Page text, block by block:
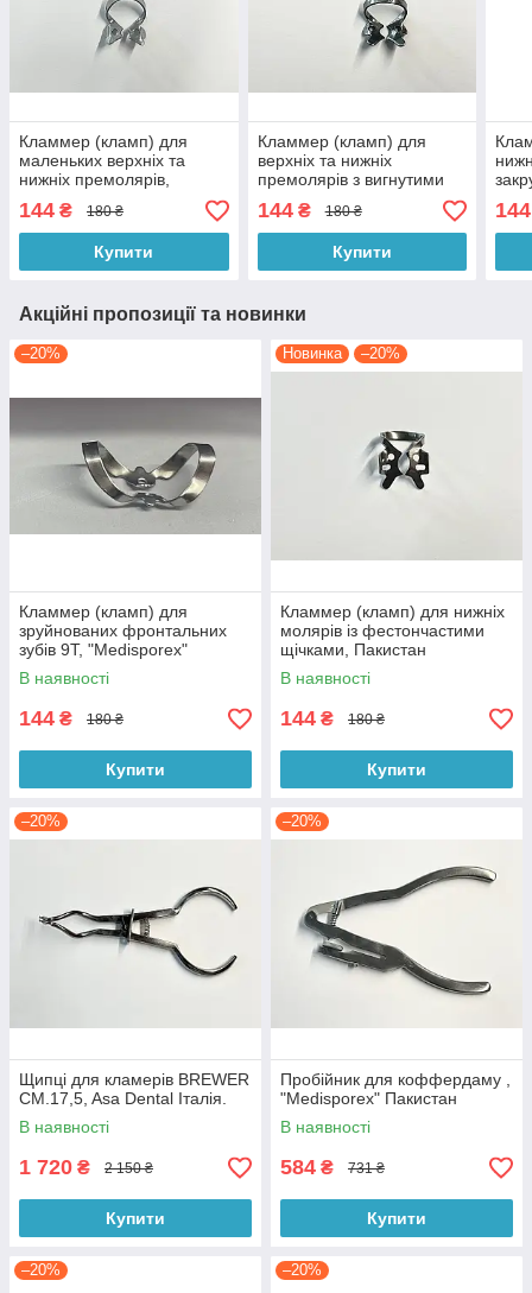
Кламмер (кламп) для
маленьких верхніх та
нижніх премолярів,
"Medisporex" Пакистан
144 ₴ 180 ₴
Купити
Кламмер (кламп) для
верхніх та нижніх
премолярів з вигнутими
щічками., "Medisporex"
Пакистан
144₴ 180 ₴
Купити
144
Акційні пропозиції та новинки
–20%
Кламмер (кламп) для
зруйнованих фронтальних
зубів 9Т, "Medisporex"
Пакистан
В наявності
144 ₴ 180 ₴
Купити
Новинка –20%
Кламмер (кламп) для нижніх
молярів із фестончастими
щічками, Пакистан
В наявності
144 ₴ 180 ₴
Купити
–20%
Щипці для кламерів BREWER
CM.17,5, Asa Dental Італія.
В наявності
1 720 ₴ 2 150 ₴
Купити
–20%
Пробійник для коффердаму ,
"Medisporex" Пакистан
В наявності
584 ₴ 731 ₴
Купити
–20% –20%